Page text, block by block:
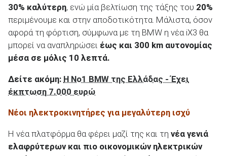
30% καλύτερη, ενώ μία βελτίωση της τάξης του 20%
περιμένουμε και στην αποδοτικότητα. Μάλιστα, όσον
αφορά τη φόρτιση, σύμφωνα με τη BMW η νέα iX3 θα
μπορεί να αναπληρώσει έως και 300 km αυτονομίας
μέσα σε μόλις 10 λεπτά.
Δείτε ακόμη: Η Νο1 BMW της Ελλάδας - Έχει
έκπτωση 7.000 ευρώ
Νέοι ηλεκτροκινητήρες για μεγαλύτερη ισχύ
Η νέα πλατφόρμα θα φέρει μαζί της και τη νέα γενιά
ελαφρύτερων και πιο οικονομικών ηλεκτρικών